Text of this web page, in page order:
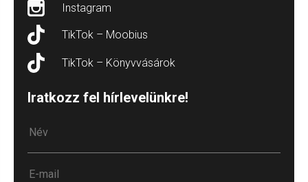
Instagram
TikTok – Moobius
TikTok – Könyvvásárok
Iratkozz fel hírlevelünkre!